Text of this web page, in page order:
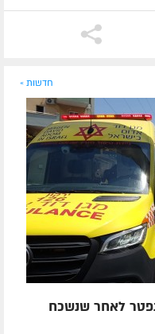
חדשות »
נוראית: ילד חב"די בן 5 נפטר לאחר שנשכח